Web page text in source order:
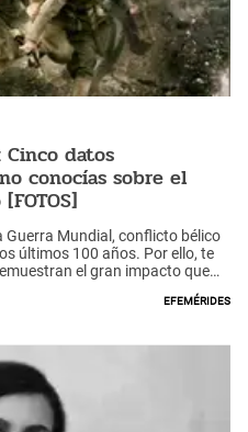
Cinco datos
conocías sobre el
Guerra Mundial, conflicto bélico
últimos 100 años. Por ello, te
el gran impacto que
Efemérides